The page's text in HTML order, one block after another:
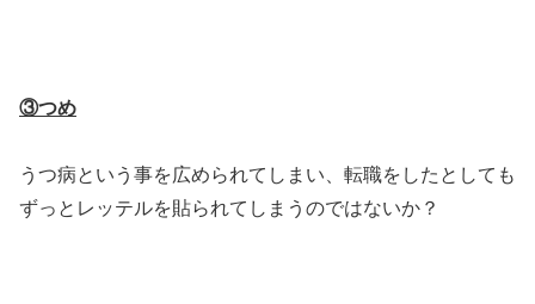
③つめ
うつ病という事を広められてしまい、転職をしたとしても
ずっとレッテルを貼られてしまうのではないか？